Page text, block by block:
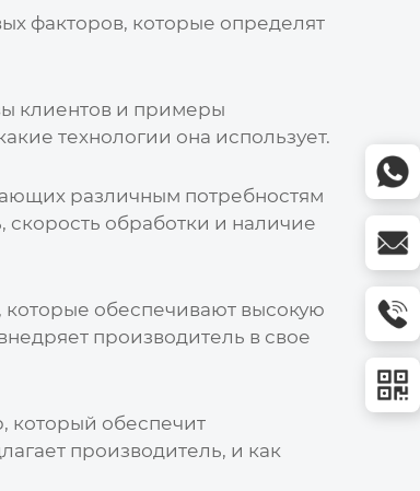
факторов, которые определят
клиентов и примеры
технологии она использует.
различным потребностям
скорость обработки и наличие
обеспечивают высокую
производитель в свое
который обеспечит
производитель, и как